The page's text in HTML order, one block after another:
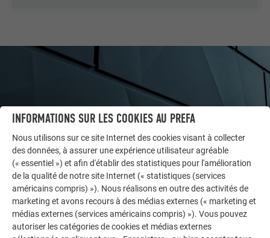
LAISSEZ-VOUS INSPIRER
AUTRES BÂTIMENTS
INFORMATIONS SUR LES COOKIES AU PREFA
Nous utilisons sur ce site Internet des cookies visant à collecter
des données, à assurer une expérience utilisateur agréable
(« essentiel ») et afin d'établir des statistiques pour l'amélioration
de la qualité de notre site Internet (« statistiques (services
américains compris) »). Nous réalisons en outre des activités de
marketing et avons recours à des médias externes (« marketing et
médias externes (services américains compris) »). Vous pouvez
autoriser les catégories de cookies et médias externes